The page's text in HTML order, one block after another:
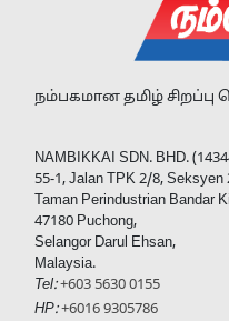
நம்பகமான தமிழ் சிறப்பு
NAMBIKKAI SDN. BHD.
55-1, Jalan TPK 2/8, Seksyen
Taman Perindustrian Bandar
47180 Puchong,
Selangor Darul Ehsan,
Malaysia.
Tel:+603 5630 0155
HP:+6016 9305786